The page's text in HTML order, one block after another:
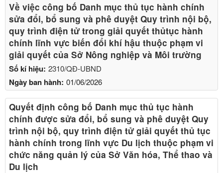
Số kí hiệu: 2310/QĐ-UBND
Ngày ban hành: 01/06/2026
Về việc công bố Danh mục thủ tục hành chính
sửa đổi, bổ sung và phê duyệt Quy trình nội bộ,
quy trình điện tử trong giải quyết thủtục hành
chính lĩnh vực biến đổi khí hậu thuộc phạm vi
giải quyết của Sở Nông nghiệp và Môi trường
Quyết định công bố Danh mục thủ tục hành
chính được sửa đổi, bổ sung và phê duyệt Quy
trình nội bộ, quy trình điện tử giải quyết thủ tục
hành chính trong lĩnh vực Du lịch thuộc phạm vi
chức năng quản lý của Sở Văn hóa, Thể thao và
Du lịch